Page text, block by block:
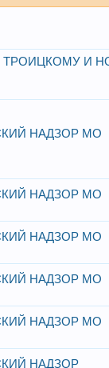
И
НАДЗОР МО
НАДЗОР МО
НАДЗОР МО
НАДЗОР МО
НАДЗОР МО
НАДЗОР